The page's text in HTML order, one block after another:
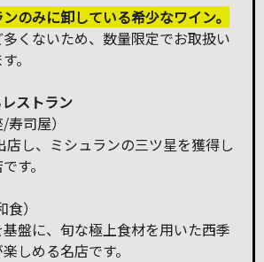
のみに卸している希少なワイン。
くないため、数量限定でお取扱い
。
ストラン
司屋）
店し、ミシュランの三ツ星を獲得し
す。
）
盤に、旬な極上食材を用いた西季
しめる名店です。